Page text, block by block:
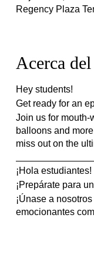
Regency Plaza
Acerca
Hey students!
Get ready for an
Join us for mouth-
balloons and
miss out on the
¡Hola estudiantes!
¡Prepárate para
¡Únase a
emocionantes